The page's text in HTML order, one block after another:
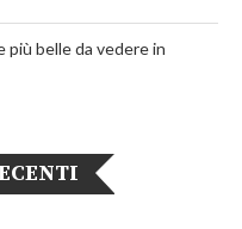
più belle da vedere in